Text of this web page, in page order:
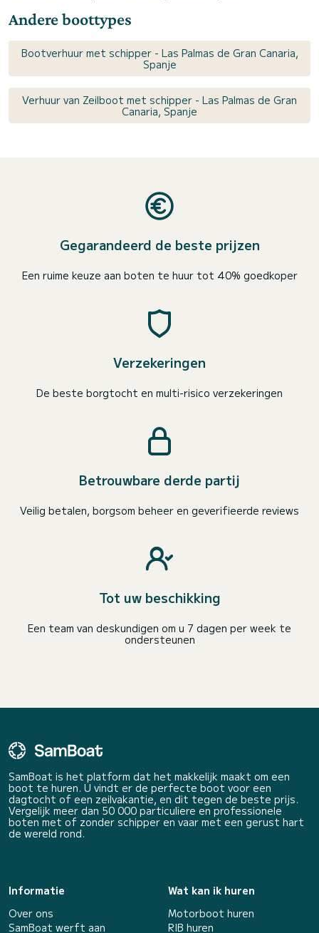
Andere boottypes
Bootverhuur met schipper - Las Palmas de Gran Canaria,
Spanje
Verhuur van Zeilboot met schipper - Las Palmas de Gran
Canaria, Spanje
Gegarandeerd de beste prijzen
Een ruime keuze aan boten te huur tot 40% goedkoper
Verzekeringen
De beste borgtocht en multi-risico verzekeringen
Betrouwbare derde partij
Veilig betalen, borgsom beheer en geverifieerde reviews
Tot uw beschikking
Een team van deskundigen om u 7 dagen per week te
ondersteunen
SamBoat is het platform dat het makkelijk maakt om een
boot te huren. U vindt er de perfecte boot voor een
dagtocht of een zeilvakantie, en dit tegen de beste prijs.
Vergelijk meer dan 50 000 particuliere en professionele
boten met of zonder schipper en vaar met een gerust hart
de wereld rond.
Informatie
Over ons
SamBoat werft aan
Wat kan ik huren
Motorboot huren
RIB huren